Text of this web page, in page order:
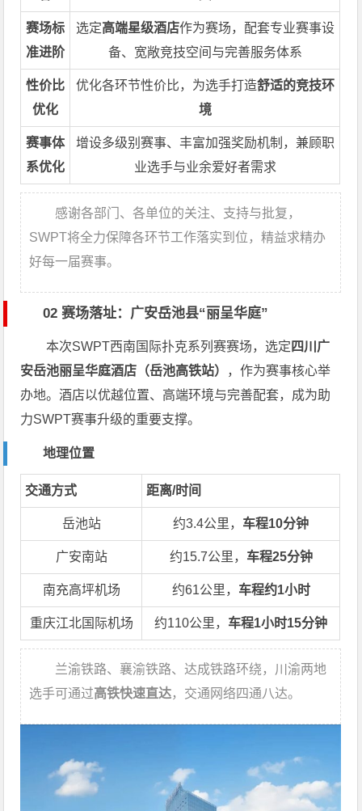
赛场标
准进阶
选定高端星级酒店作为赛场，配套专业赛事设
备、宽敞竞技空间与完善服务体系
性价比
优化
优化各环节性价比，为选手打造舒适的竞技环
境
赛事体
系优化
增设多级别赛事、丰富加强奖励机制，兼顾职
业选手与业余爱好者需求
感谢各部门、各单位的关注、支持与批复，
SWPT将全力保障各环节工作落实到位，精益求精办
好每一届赛事。
02 赛场落址：广安岳池县“丽呈华庭”
本次SWPT西南国际扑克系列赛赛场，选定 四川广
安岳池丽呈华庭酒店（岳池高铁站） ，作为赛事核心举
办地。酒店以优越位置、高端环境与完善配套，成为助
力SWPT赛事升级的重要支撑。
地理位置
交通方式 距离/时间
岳池站 约3.4公里， 车程10分钟
广安南站 约15.7公里， 车程25分钟
南充高坪机场 约61公里， 车程约1小时
重庆江北国际机场 约110公里， 车程1小时15分钟
兰渝铁路、襄渝铁路、达成铁路环绕，川渝两地
选手可通过高铁快速直达，交通网络四通八达。